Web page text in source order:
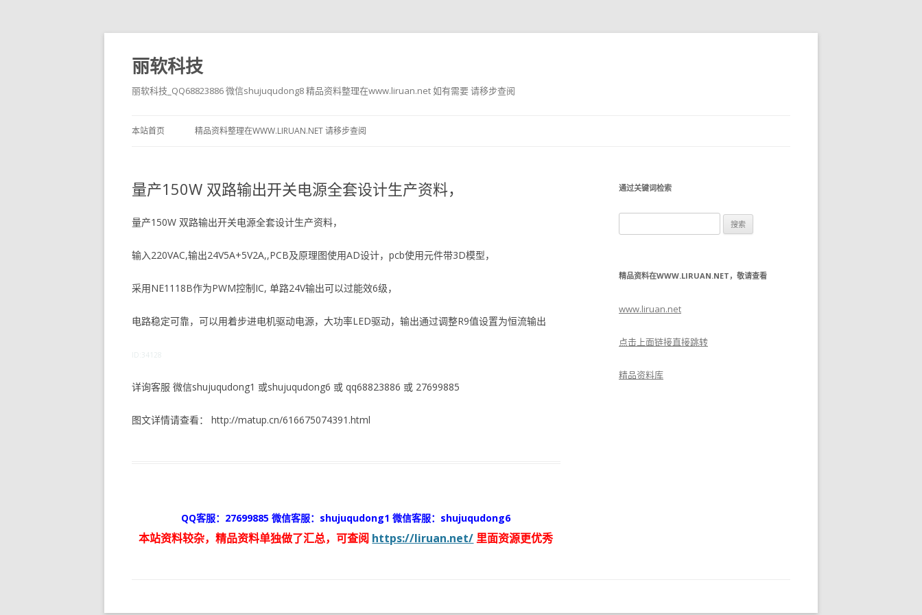
丽软科技
丽软科技_QQ68823886 微信shujuqudong8 精品资料整理在www.liruan.net 如有需要 请移步查阅
本站首页 精品资料整理在WWW.LIRUAN.NET 请移步查阅
量产150W 双路输出开关电源全套设计生产资料，
量产150W 双路输出开关电源全套设计生产资料，
输入220VAC,输出24V5A+5V2A,,PCB及原理图使用AD设计，pcb使用元件带3D模型，
采用NE1118B作为PWM控制IC, 单路24V输出可以过能效6级，
电路稳定可靠，可以用着步进电机驱动电源，大功率LED驱动，输出通过调整R9值设置为恒流输出
ID:34128
详询客服 微信shujuqudong1 或shujuqudong6 或 qq68823886 或 27699885
图文详情请查看： http://matup.cn/616675074391.html
QQ客服：27699885 微信客服：shujuqudong1 微信客服：shujuqudong6
本站资料较杂，精品资料单独做了汇总，可查阅 https://liruan.net/ 里面资源更优秀
通过关键词检索
索：
精品资料在WWW.LIRUAN.NET，敬请查看
www.liruan.net
点击上面链接直接跳转
精品资料库